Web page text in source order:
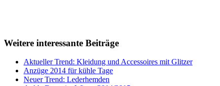
Weitere interessante Beiträge
Aktueller Trend: Kleidung und Accessoires mit Glitzer
Anzüge 2014 für kühle Tage
Neuer Trend: Lederhemden